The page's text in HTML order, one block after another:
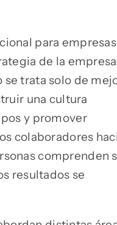
para empresas
de la empresa
se trata solo de
una cultura
y promover
colaboradores
comprenden
resultados se